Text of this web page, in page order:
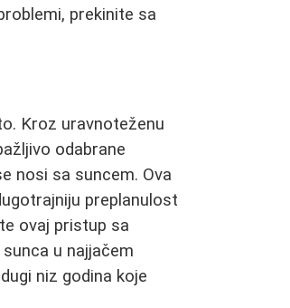
prekinite sa
Kroz uravnoteženu
odabrane
nosi sa suncem. Ova
preplanulost
ovaj pristup sa
u najjačem
niz godina koje